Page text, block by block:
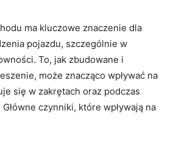
ma ‍kluczowe znaczenie dla​
pojazdu, szczególnie w
To,​ jak‍ zbudowane i‍
może znacząco wpływać na
się w zakrętach oraz podczas‍
czynniki, które wpływają ‍na‌